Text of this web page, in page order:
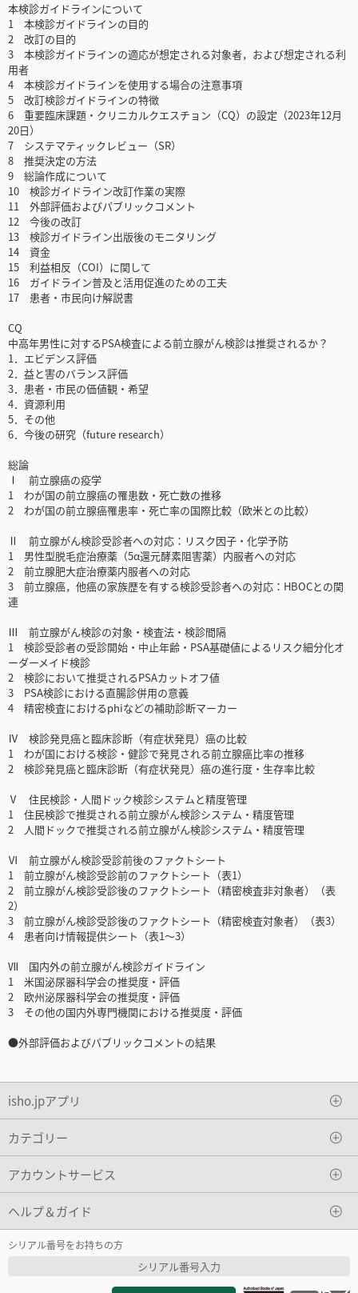
本検診ガイドラインについて
1 本検診ガイドラインの目的
2 改訂の目的
3 本検診ガイドラインの適応が想定される対象者，および想定される利
用者
4 本検診ガイドラインを使用する場合の注意事項
5 改訂検診ガイドラインの特徴
6 重要臨床課題・クリニカルクエスチョン（CQ）の設定（2023年12月
20日）
7 システマティックレビュー（SR）
8 推奨決定の方法
9 総論作成について
10 検診ガイドライン改訂作業の実際
11 外部評価およびパブリックコメント
12 今後の改訂
13 検診ガイドライン出版後のモニタリング
14 資金
15 利益相反（COI）に関して
16 ガイドライン普及と活用促進のための工夫
17 患者・市民向け解説書
CQ
中高年男性に対するPSA検査による前立腺がん検診は推奨されるか？
1．エビデンス評価
2．益と害のバランス評価
3．患者・市民の価値観・希望
4．資源利用
5．その他
6．今後の研究（future research）
総論
Ⅰ 前立腺癌の疫学
1 わが国の前立腺癌の罹患数・死亡数の推移
2 わが国の前立腺癌罹患率・死亡率の国際比較（欧米との比較）
Ⅱ 前立腺がん検診受診者への対応：リスク因子・化学予防
1 男性型脱毛症治療薬（5α還元酵素阻害薬）内服者への対応
2 前立腺肥大症治療薬内服者への対応
3 前立腺癌，他癌の家族歴を有する検診受診者への対応：HBOCとの関
連
Ⅲ 前立腺がん検診の対象・検査法・検診間隔
1 検診受診者の受診開始・中止年齢・PSA基礎値によるリスク細分化オ
ーダーメイド検診
2 検診において推奨されるPSAカットオフ値
3 PSA検診における直腸診併用の意義
4 精密検査におけるphiなどの補助診断マーカー
Ⅳ 検診発見癌と臨床診断（有症状発見）癌の比較
1 わが国における検診・健診で発見される前立腺癌比率の推移
2 検診発見癌と臨床診断（有症状発見）癌の進行度・生存率比較
Ⅴ 住民検診・人間ドック検診システムと精度管理
1 住民検診で推奨される前立腺がん検診システム・精度管理
2 人間ドックで推奨される前立腺がん検診システム・精度管理
Ⅵ 前立腺がん検診受診前後のファクトシート
1 前立腺がん検診受診前のファクトシート（表1）
2 前立腺がん検診受診後のファクトシート（精密検査非対象者）（表
2）
3 前立腺がん検診受診後のファクトシート（精密検査対象者）（表3）
4 患者向け情報提供シート（表1～3）
Ⅶ 国内外の前立腺がん検診ガイドライン
1 米国泌尿器科学会の推奨度・評価
2 欧州泌尿器科学会の推奨度・評価
3 その他の国内外専門機関における推奨度・評価
●外部評価およびパブリックコメントの結果
isho.jpアプリ
カテゴリー
アカウントサービス
ヘルプ＆ガイド
シリアル番号をお持ちの方
シリアル番号入力